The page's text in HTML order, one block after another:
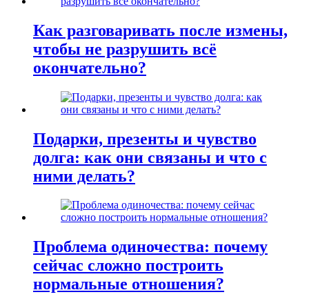
Как разговаривать после измены,
чтобы не разрушить всё
окончательно?
Подарки, презенты и чувство
долга: как они связаны и что с
ними делать?
Проблема одиночества: почему
сейчас сложно построить
нормальные отношения?